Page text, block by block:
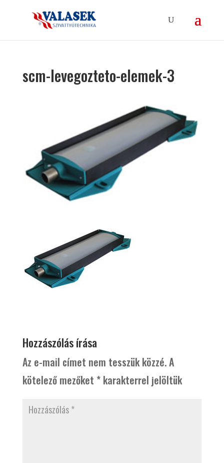
scm-levegozteto-elemek-3
Hozzászólás írása
Az e-mail címet nem tesszük közzé.A
kötelező mezőket *karakterrel jelöltük